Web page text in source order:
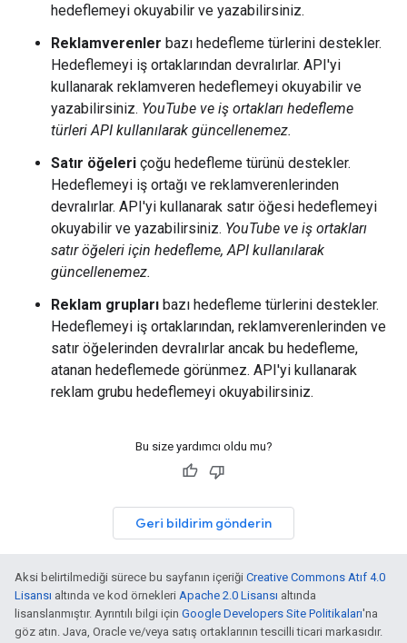
hedeflemeyi okuyabilir ve yazabilirsiniz.
Reklamverenler bazı hedefleme türlerini destekler.
Hedeflemeyi iş ortaklarından devralırlar. API'yi
kullanarak reklamveren hedeflemeyi okuyabilir ve
yazabilirsiniz. YouTube ve iş ortakları hedefleme
türleri API kullanılarak güncellenemez.
Satır öğeleri çoğu hedefleme türünü destekler.
Hedeflemeyi iş ortağı ve reklamverenlerinden
devralırlar. API'yi kullanarak satır öğesi hedeflemeyi
okuyabilir ve yazabilirsiniz. YouTube ve iş ortakları
satır öğeleri için hedefleme, API kullanılarak
güncellenemez.
Reklam grupları bazı hedefleme türlerini destekler.
Hedeflemeyi iş ortaklarından, reklamverenlerinden ve
satır öğelerinden devralırlar ancak bu hedefleme,
atanan hedeflemede görünmez. API'yi kullanarak
reklam grubu hedeflemeyi okuyabilirsiniz.
Bu size yardımcı oldu mu?
Geri bildirim gönderin
Aksi belirtilmediği sürece bu sayfanın içeriği Creative Commons Atıf 4.0
Lisansı altında ve kod örnekleri Apache 2.0 Lisansı altında
lisanslanmıştır. Ayrıntılı bilgi için Google Developers Site Politikaları'na
göz atın. Java, Oracle ve/veya satış ortaklarının tescilli ticari markasıdır.